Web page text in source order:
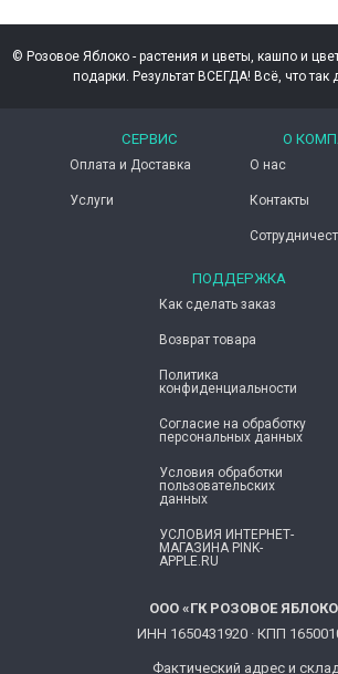
© Розовое Яблоко - растения и цветы, кашпо и
подарки. Результат ВСЕГДА! Всё, что так
СЕРВИС
Оплата и Доставка
Услуги
О
О нас
Контакты
ПОДДЕРЖКА
Как сделать заказ
Возврат товара
Политика
конфиденциальности
Согласие ​на обработку
персональных данных
Условия обработки
пользовательских
данных
УСЛОВИЯ ИНТЕРНЕТ-
МАГАЗИНА PINK-
APPLE.RU
ООО «ГК РОЗОВОЕ
ИНН 1650431920 · КПП
Фактический адрес и